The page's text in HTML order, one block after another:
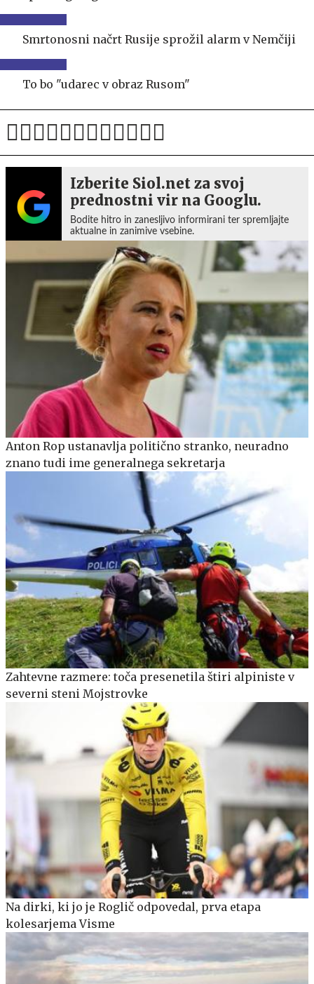
Smrtonosni načrt Rusije sprožil alarm v Nemčiji
To bo "udarec v obraz Rusom"
Izberite Siol.net za svoj
prednostni vir na Googlu.
Bodite hitro in zanesljivo informirani ter spremljajte
aktualne in zanimive vsebine.
Anton Rop ustanavlja politično stranko, neuradno
znano tudi ime generalnega sekretarja
Zahtevne razmere: toča presenetila štiri alpiniste v
severni steni Mojstrovke
Na dirki, ki jo je Roglič odpovedal, prva etapa
kolesarjema Visme